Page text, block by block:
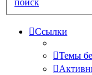
поиск
Ссылки
Темы